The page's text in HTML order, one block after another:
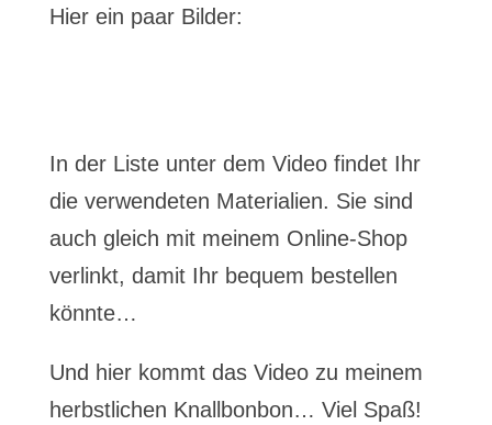
Hier ein paar Bilder:
In der Liste unter dem Video findet Ihr
die verwendeten Materialien. Sie sind
auch gleich mit meinem Online-Shop
verlinkt, damit Ihr bequem bestellen
könnte…
Und hier kommt das Video zu meinem
herbstlichen Knallbonbon… Viel Spaß!